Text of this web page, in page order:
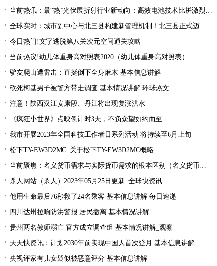
当前热讯：最“热”光伏展折射行业新动向：高效电池技术比拼激烈 光伏厂商掘金第二赛道
全球实时：城市副中心与北三县构建新管理机制！北三县正式迈入“北京管理”时代！
今日热门!文字逃脱第八关次元空间通关攻略
当前热议!幼儿体重身高对照表2020（幼儿体重身高对照表）
驴友爬山遭雷击：直挺倒下全身麻木 基本信息讲解
砍死柯基男子被警方带走调查 基本情况讲解|环球热文
注意！陕西汉江安康段、丹江将出现复涨洪水
《疯狂小世界》点映倒计时3天，不负众望如约而至
我市开展2023年全国科技工作者日系列活动 将持续至6月上旬
松下TY-EW3D2MC_关于松下TY-EW3D2MC概略
当前聚焦：名义货币需求与实际货币需求的根本区别（名义货币需求与实际货币需求）
杀人网站（杀人）2023年05月25日更新_全球快资讯
他用生命最后76秒救了24名乘客 基本信息讲解 每日速递
四川达州拉响防洪警报 居民撤离 基本情况讲解
贵州两名教师溺亡 官方成立调查组 基本情况讲解_观察
天天快资讯：计划2030年前实现中国人首次登月 基本信息讲解
央视评家有儿女疑似被恶意评分 基本信息讲解